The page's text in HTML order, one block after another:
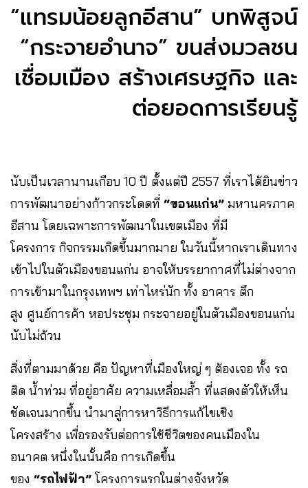
“แทรมน้อยลูกอีสาน” บทพิสูจน์
“กระจายอำนาจ” ขนส่งมวลชน
เชื่อมเมือง สร้างเศรษฐกิจ และ
ต่อยอดการเรียนรู้
นับเป็นเวลานานเกือบ 10 ปี ตั้งแต่ปี 2557 ที่เราได้ยินข่าว
การพัฒนาอย่างก้าวกระโดดที่ “ขอนแก่น” มหานครภาค
อีสาน โดยเฉพาะการพัฒนาในเขตเมือง ที่มี
โครงการ กิจกรรมเกิดขึ้นมากมาย ในวันนี้หากเราเดินทาง
เข้าไปในตัวเมืองขอนแก่น อาจให้บรรยากาศที่ไม่ต่างจาก
การเข้ามาในกรุงเทพฯ เท่าไหร่นัก ทั้ง อาคาร ตึก
สูง ศูนย์การค้า หอประชุม กระจายอยู่ในตัวเมืองขอนแก่น
นับไม่ถ้วน
สิ่งที่ตามมาด้วย คือ ปัญหาที่เมืองใหญ่ ๆ ต้องเจอ ทั้ง รถ
ติด น้ำท่วม ที่อยู่อาศัย ความเหลื่อมล้ำ ที่แสดงตัวให้เห็น
ชัดเจนมากขึ้น นำมาสู่การหาวิธีการแก้ไขเชิง
โครงสร้าง เพื่อรองรับต่อการใช้ชีวิตของคนเมืองใน
อนาคต หนึ่งในนั้นคือ การเกิดขึ้น
ของ “รถไฟฟ้า”โครงการแรกในต่างจังหวัด